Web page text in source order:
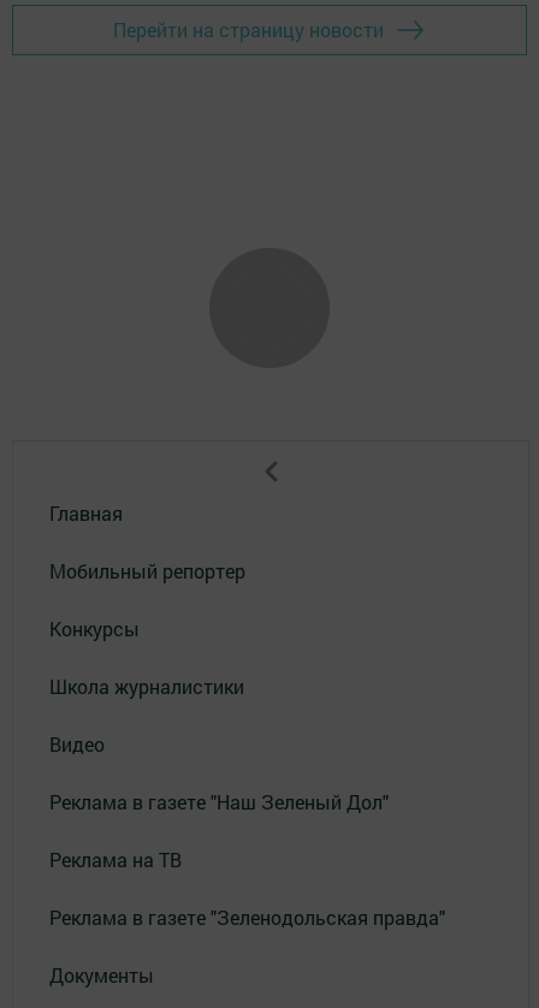
Перейти на страницу новости
Главная
Мобильный репортер
Конкурсы
Школа журналистики
Видео
Реклама в газете "Наш Зеленый Дол"
Реклама на ТВ
Реклама в газете "Зеленодольская правда"
Документы